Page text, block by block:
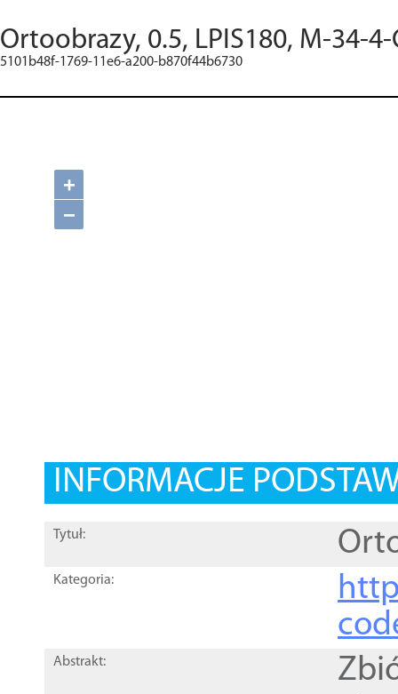
Ortoobrazy, 0.5, LPIS180, M-34-
5101b48f-1769-11e6-a200-b870f44b6730
+
−
INFORMACJE
Tytuł:
Kategoria:
Abstrakt: